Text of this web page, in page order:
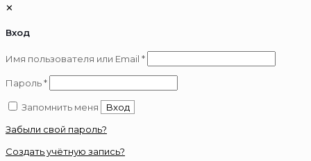
✕
Вход
Имя пользователя или Email *Обязательно
Пароль*Обязательно
Запомнить меня
Вход
Забыли свой пароль?
Создать учётную запись?